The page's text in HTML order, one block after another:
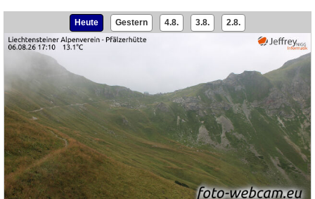
Heute Gestern 4.8. 3.8. 2.8.